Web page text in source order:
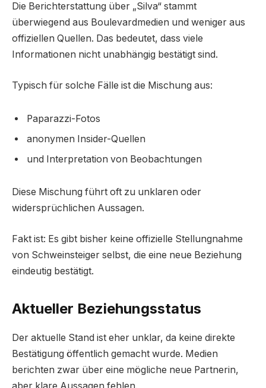
Die Berichterstattung über „Silva“ stammt
überwiegend aus Boulevardmedien und weniger aus
offiziellen Quellen. Das bedeutet, dass viele
Informationen nicht unabhängig bestätigt sind.
Typisch für solche Fälle ist die Mischung aus:
Paparazzi-Fotos
anonymen Insider-Quellen
und Interpretation von Beobachtungen
Diese Mischung führt oft zu unklaren oder
widersprüchlichen Aussagen.
Fakt ist: Es gibt bisher keine offizielle Stellungnahme
von Schweinsteiger selbst, die eine neue Beziehung
eindeutig bestätigt.
Aktueller Beziehungsstatus
Der aktuelle Stand ist eher unklar, da keine direkte
Bestätigung öffentlich gemacht wurde. Medien
berichten zwar über eine mögliche neue Partnerin,